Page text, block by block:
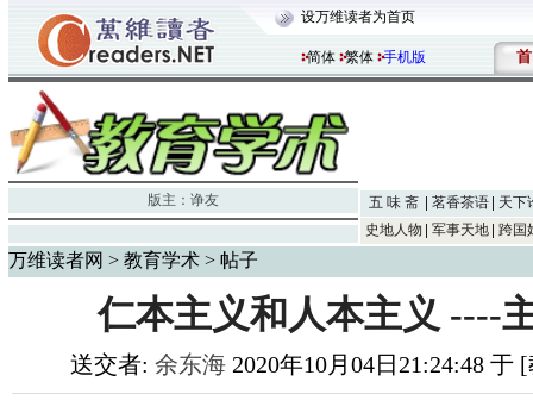
设万维读者为首页
简体 繁体 手机版 首
版主： 诤友 五 味 斋 茗香茶语
天下
史地人物
军事天地 跨国
万维读者网 > 教育学术 > 帖子
仁本主义和人本主义 ----
送交者: 余东海 2020年10月04日21:24:48 于